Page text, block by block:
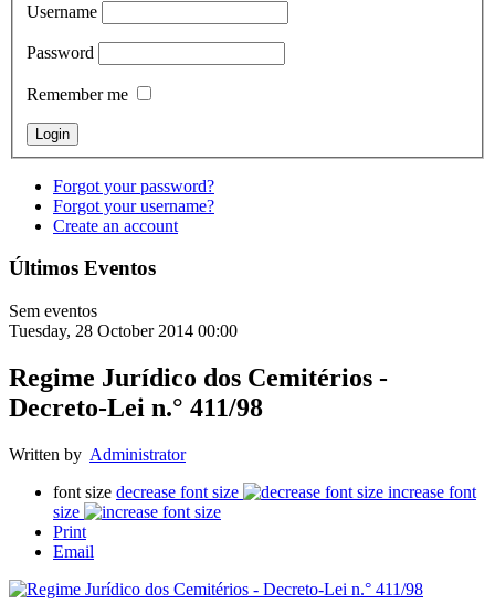
Username
Password
Remember me
Forgot your password?
Forgot your username?
Create an account
Últimos Eventos
Sem eventos
Tuesday, 28 October 2014 00:00
Regime Jurídico dos Cemitérios -
Decreto-Lei n.° 411/98
Written by Administrator
font size decrease font size
increase font
size
Print
Email